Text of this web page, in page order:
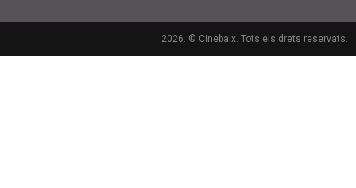
2026. © Cinebaix. Tots els drets reservats.